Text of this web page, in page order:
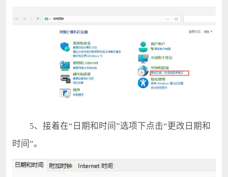
5、接着在“日期和时间”选项下点击“更改日期和
时间”。